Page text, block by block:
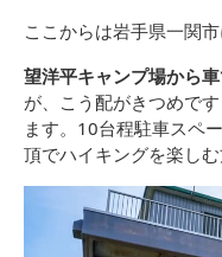
ここからは岩手県一関
望洋平キャンプ場から
が、こう配がきつめで
ます。10台程駐車スペ
頂でハイキングを楽しむ